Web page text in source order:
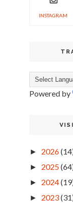
INSTAGRAM
Powered by
► 2026
► 2025
► 2024
► 2023